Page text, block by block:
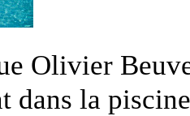
Olivier
dans la